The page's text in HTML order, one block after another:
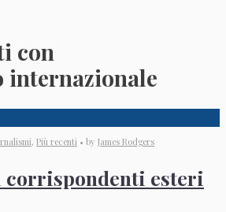
con
internazionale
, Più recenti • by James Rodgers
corrispondenti esteri